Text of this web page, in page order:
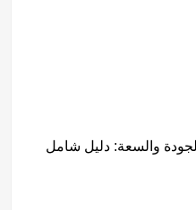
والسعة: دليل شامل